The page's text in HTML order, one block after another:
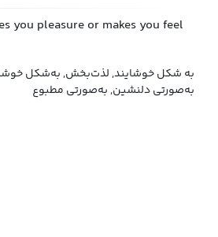
you pleasure or makes you feel
به شکل خوشایند, لذت‌بخش, به‌شکل
به‌صورتی دلنشین, به‌صورتی مطبوع